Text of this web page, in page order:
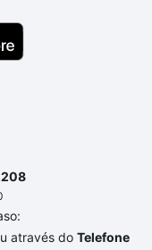
sonhos com
até as
através do Telefone